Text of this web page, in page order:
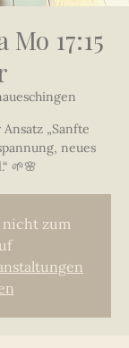
Mo 17:15
„Sanfte
neues
🌱🌸
nicht zum